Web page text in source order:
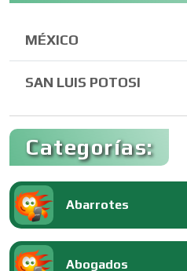
MÉXICO
SAN LUIS POTOSI
Categorías:
Abarrotes
Abogados